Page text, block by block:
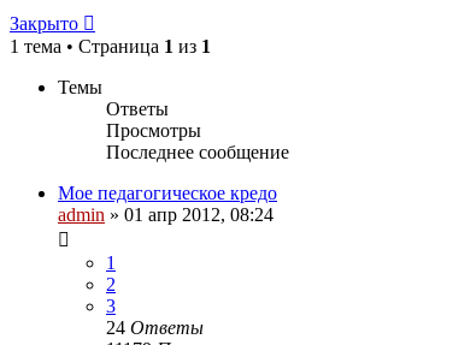
Закрыто
1 тема • Страница 1 из 1
Темы
Ответы
Просмотры
Последнее сообщение
Мое педагогическое кредо
admin » 01 апр 2012, 08:24
1
2
3
24 Ответы